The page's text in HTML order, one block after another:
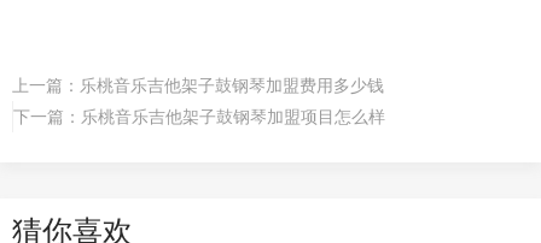
上一篇： 乐桃音乐吉他架子鼓钢琴加盟费用多少钱
下一篇： 乐桃音乐吉他架子鼓钢琴加盟项目怎么样
猜你喜欢